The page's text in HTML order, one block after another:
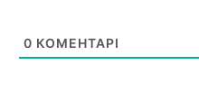
0 КОМЕНТАРІ